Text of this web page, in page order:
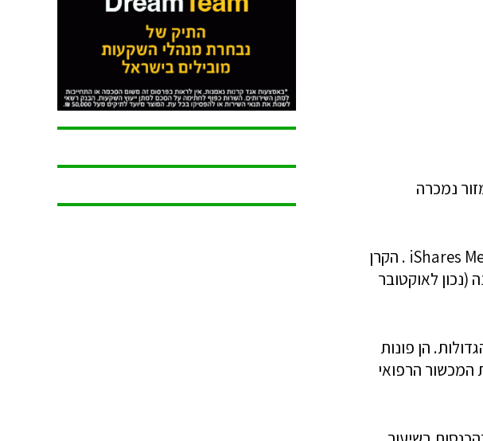
נמכרה
המעוניינים להיחשף לתחום יכולים לעשות זאת דרך קרן הסל iShares Medical Device ETF IHI . הקרן
השיגה תשואה של 33% מתחילת השנה (נכון לאוקטובר
הן פונות
המכשור הרפואי